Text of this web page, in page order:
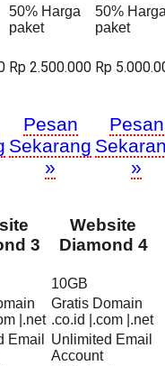
50% Harga
paket
50%
paket
Rp 2.500.000 Rp
Pesan
Sekarang
»
Pesan
»
3
Website
Diamond 4
10GB
|.net
Gratis Domain
.co.id |.com |.net
Email
Unlimited Email
Account